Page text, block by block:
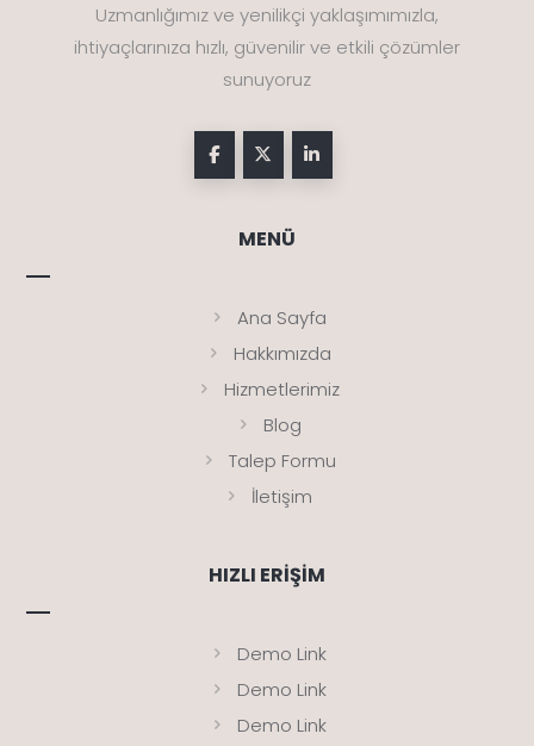
Uzmanlığımız ve yenilikçi yaklaşımımızla,
ihtiyaçlarınıza hızlı, güvenilir ve etkili çözümler
sunuyoruz
MENÜ
Ana Sayfa
Hakkımızda
Hizmetlerimiz
Blog
Talep Formu
İletişim
HIZLI ERIŞIM
Demo Link
Demo Link
Demo Link